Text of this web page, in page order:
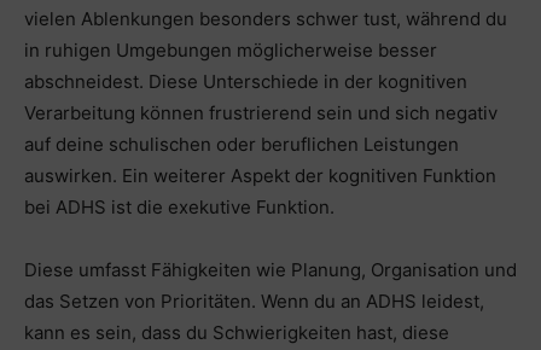
vielen Ablenkungen besonders schwer tust, während du
in ruhigen Umgebungen möglicherweise besser
abschneidest. Diese Unterschiede in der kognitiven
Verarbeitung können frustrierend sein und sich negativ
auf deine schulischen oder beruflichen Leistungen
auswirken. Ein weiterer Aspekt der kognitiven Funktion
bei ADHS ist die exekutive Funktion.
Diese umfasst Fähigkeiten wie Planung, Organisation und
das Setzen von Prioritäten. Wenn du an ADHS leidest,
kann es sein, dass du Schwierigkeiten hast, diese